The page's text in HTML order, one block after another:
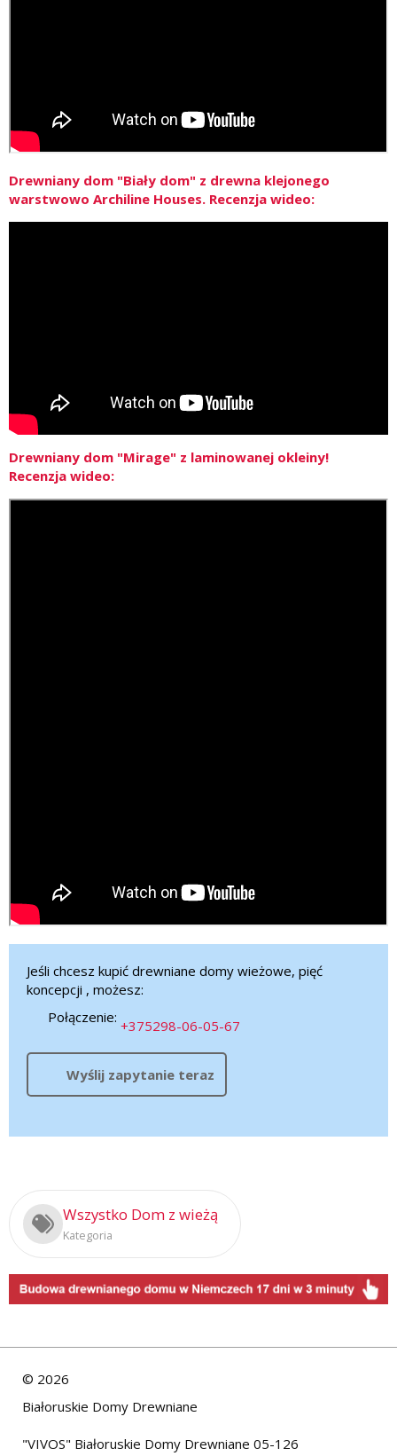
Drewniany dom "Biały dom" z drewna klejonego
warstwowo Archiline Houses. Recenzja wideo:
Drewniany dom "Mirage" z laminowanej okleiny!
Recenzja wideo:
Jeśli chcesz kupić drewniane domy wieżowe, pięć
koncepcji , możesz:
Połączenie:
+375298-06-05-67
Wyślij zapytanie teraz
Wszystko Dom z wieżą
Kategoria
© 2026
Białoruskie Domy Drewniane
"VIVOS" Białoruskie Domy Drewniane 05-126